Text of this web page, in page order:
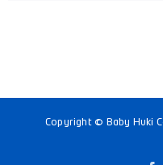
Copyright © Baby Huki